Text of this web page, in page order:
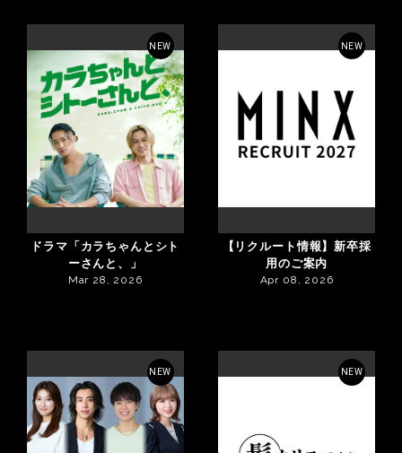
NEW
ドラマ「カラちゃんとシト
ーさんと、」
Mar 28, 2026
NEW
【リクルート情報】新卒採
用のご案内
Apr 08, 2026
NEW NEW